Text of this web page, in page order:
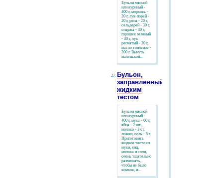
Бульон мясной
или куриный -
400 г, морковь -
20 г, лук-порей -
20 г, репа - 20 г,
сельдерей - 30 г,
спаржа - 30 г,
горошек зеленый
- 30 г, лук
репчатый - 20 г,
масло топленое -
200 г. Вынуть
маленькой...
Бульон,
заправленный
жидким
тестом
Бульон мясной
или куриный -
400 г, мука - 60 г,
яйца - 2 шт.,
молоко - 3 ст.
ложки, соль - 5 г.
Приготовить
жидкое тесто из
муки, яиц,
молока и соли,
очень тщательно
размешать,
чтобы не было
комков, и...